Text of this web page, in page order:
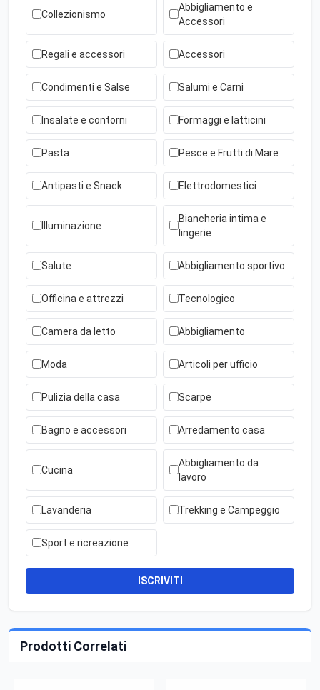
Collezionismo
Abbigliamento e
Accessori
Regali e accessori Accessori
Condimenti e Salse Salumi e Carni
Insalate e contorni Formaggi e latticini
Pasta Pesce e Frutti di Mare
Antipasti e Snack Elettrodomestici
Illuminazione
Biancheria intima e
lingerie
Salute Abbigliamento sportivo
Officina e attrezzi Tecnologico
Camera da letto Abbigliamento
Moda Articoli per ufficio
Pulizia della casa Scarpe
Bagno e accessori Arredamento casa
Cucina
Abbigliamento da
lavoro
Lavanderia Trekking e Campeggio
Sport e ricreazione
ISCRIVITI
Prodotti Correlati